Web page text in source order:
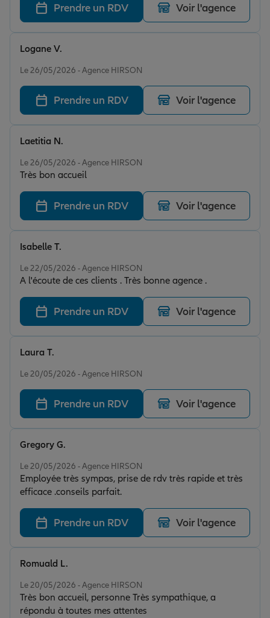
Prendre un RDV Voir l'agence
Le 26/05/2026 - Agence HIRSON
Logane V.
Prendre un RDV Voir l'agence
Le 26/05/2026 - Agence HIRSON
Très bon accueil
Laetitia N.
Prendre un RDV Voir l'agence
Le 22/05/2026 - Agence HIRSON
A l'écoute de ces clients . Très bonne agence .
Isabelle T.
Prendre un RDV Voir l'agence
Le 20/05/2026 - Agence HIRSON
Laura T.
Prendre un RDV Voir l'agence
Le 20/05/2026 - Agence HIRSON
Employée très sympas, prise de rdv très rapide et très
efficace .conseils parfait.
Gregory G.
Prendre un RDV Voir l'agence
Le 20/05/2026 - Agence HIRSON
Très bon accueil, personne Très sympathique, a
répondu à toutes mes attentes
Romuald L.